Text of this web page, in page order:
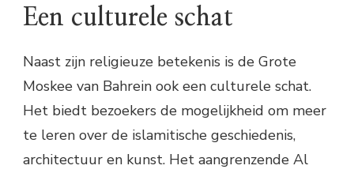
Een culturele schat
Naast zijn religieuze betekenis is de Grote
Moskee van Bahrein ook een culturele schat.
Het biedt bezoekers de mogelijkheid om meer
te leren over de islamitische geschiedenis,
architectuur en kunst. Het aangrenzende Al